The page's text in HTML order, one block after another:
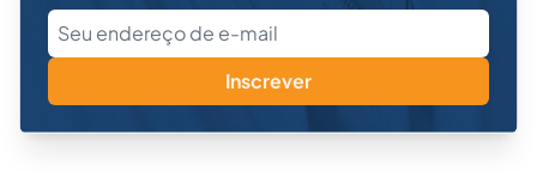
Inscrever